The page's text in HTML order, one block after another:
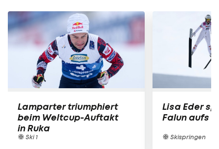
Lamparter triumphiert
beim Weltcup-Auftakt
in Ruka
Ski 1
Lisa Eder
Falun aufs
Skispringen